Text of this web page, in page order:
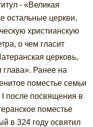
- «Великая
остальные церкви,
христианскую
о чем гласит
церковь,
глава». Ранее на
поместье семьи
I после посвящения в
поместье
в 324 году освятил